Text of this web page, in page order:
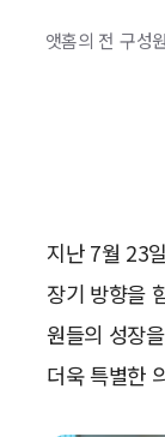
앳홈의 전 구성
지난 7월 23
장기 방향을
원들의 성장
더욱 특별한